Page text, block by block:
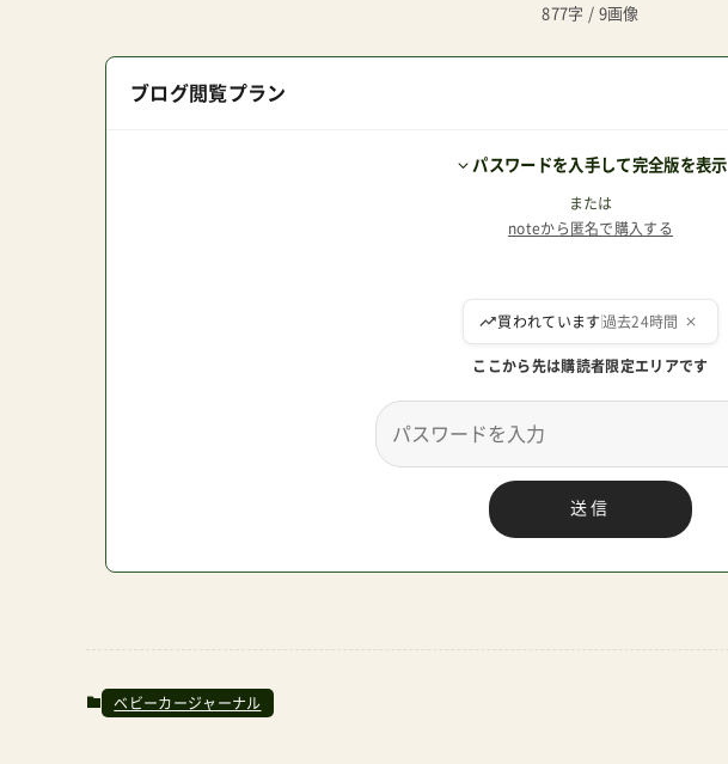
877字 / 9画像
ブログ閲覧プラン
パスワードを入手して完全版を表示
または
noteから匿名で購入する
ここから先は購読者限定エリアです
ベビーカージャーナル